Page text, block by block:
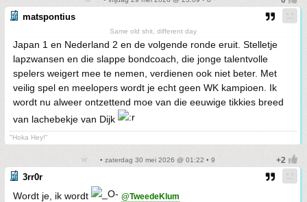
matspontius
Same old shit, different day
Japan 1 en Nederland 2 en de volgende ronde eruit. Stelletje
lapzwansen en die slappe bondcoach, die jonge talentvolle
spelers weigert mee te nemen, verdienen ook niet beter. Met
veilig spel en meelopers wordt je echt geen WK kampioen. Ik
wordt nu alweer ontzettend moe van die eeuwige tikkies breed
van lachebekje van Dijk
"Hoka Hey!"
• zaterdag 30 mei 2026 @ 01:22 • 9
3rr0r
Wordt je, ik wordt @TweedeKlum